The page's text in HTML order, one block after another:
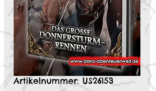
Artikelnummer: US26153